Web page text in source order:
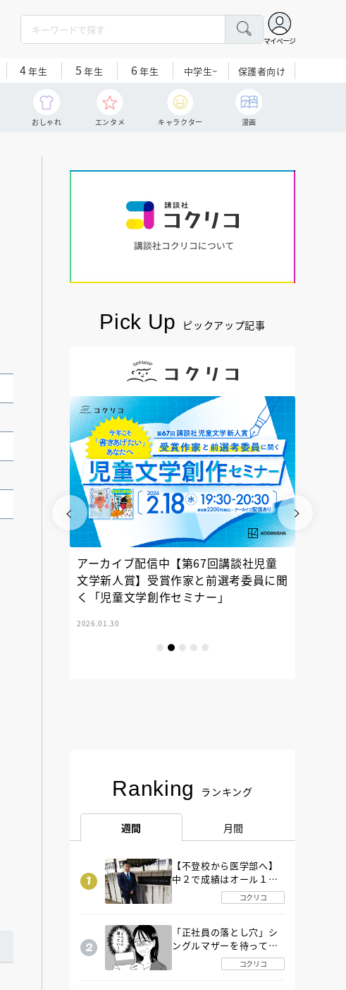
マイページ
4年生 5 年生 6年生 中学生~ 保護者向け
おしゃれ エンタメ キャラクター 漫画
Pick Up ピックアップ記事
アーカイブ配信中【第67回講談社児童
文学新人賞】受賞作家と前選考委員に聞
く「児童文学創作セミナー」
2026.01.30
Ranking ランキング
週間 月間
【不登校から医学部へ】
中２で成績はオール１
「昼夜逆転」したわが子
を”夜遊び”に連れ出した
コクリコ
「正社員の落とし穴」シ
ングルマザーを待ってい
た“魔の２年間”【後編】
コクリコ